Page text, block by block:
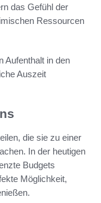
das Gefühl der
Ressourcen
Aufenthalt in den
Auszeit
die sie zu einer
In der heutigen
Budgets
Möglichkeit,